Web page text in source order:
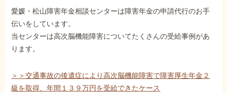
愛媛・松山障害年金相談センターは障害年金の申請代行のお手
伝いをしています。
当センターは高次脳機能障害についてたくさんの受給事例があ
ります。
＞＞交通事故の後遺症により高次脳機能障害で障害厚生年金２
級を取得、年間１３９万円を受給できたケース